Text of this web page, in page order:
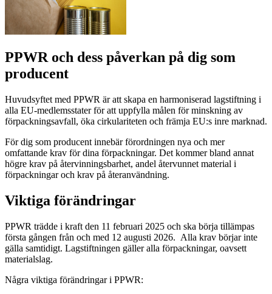
PPWR och dess påverkan på dig som
producent
Huvudsyftet med PPWR är att skapa en harmoniserad lagstiftning i
alla EU-medlemsstater för att uppfylla målen för minskning av
förpackningsavfall, öka cirkulariteten och främja EU:s inre marknad.
För dig som producent innebär förordningen nya och mer
omfattande krav för dina förpackningar. Det kommer bland annat
högre krav på återvinningsbarhet, andel återvunnet material i
förpackningar och krav på återanvändning.
Viktiga förändringar
PPWR trädde i kraft den 11 februari 2025 och ska börja tillämpas
första gången från och med 12 augusti 2026. Alla krav börjar inte
gälla samtidigt. Lagstiftningen gäller alla förpackningar, oavsett
materialslag.
Några viktiga förändringar i PPWR: